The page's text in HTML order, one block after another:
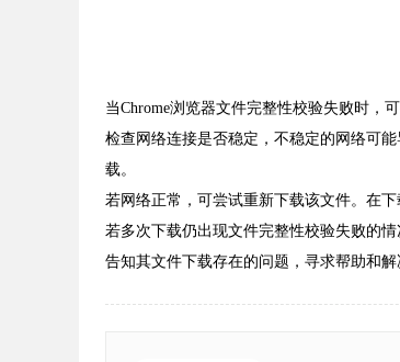
当Chrome浏览器文件完整性校验失败时，
检查网络连接是否稳定，不稳定的网络可
载。
若网络正常，可尝试重新下载该文件。在
若多次下载仍出现文件完整性校验失败的
告知其文件下载存在的问题，寻求帮助和解